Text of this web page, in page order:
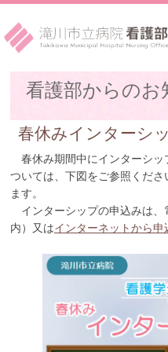
看護部のご紹介
Outline
看護師の仕事
Works
教育・キャリアアップ
Career Advance
採用のご案内
Recruit
看護部からのお
春休みインターシ
春休み期間中にインターシッ
ついては、下図をご参照くだ
ます。
インターシップの申込みは、
内）又はインターネットから申